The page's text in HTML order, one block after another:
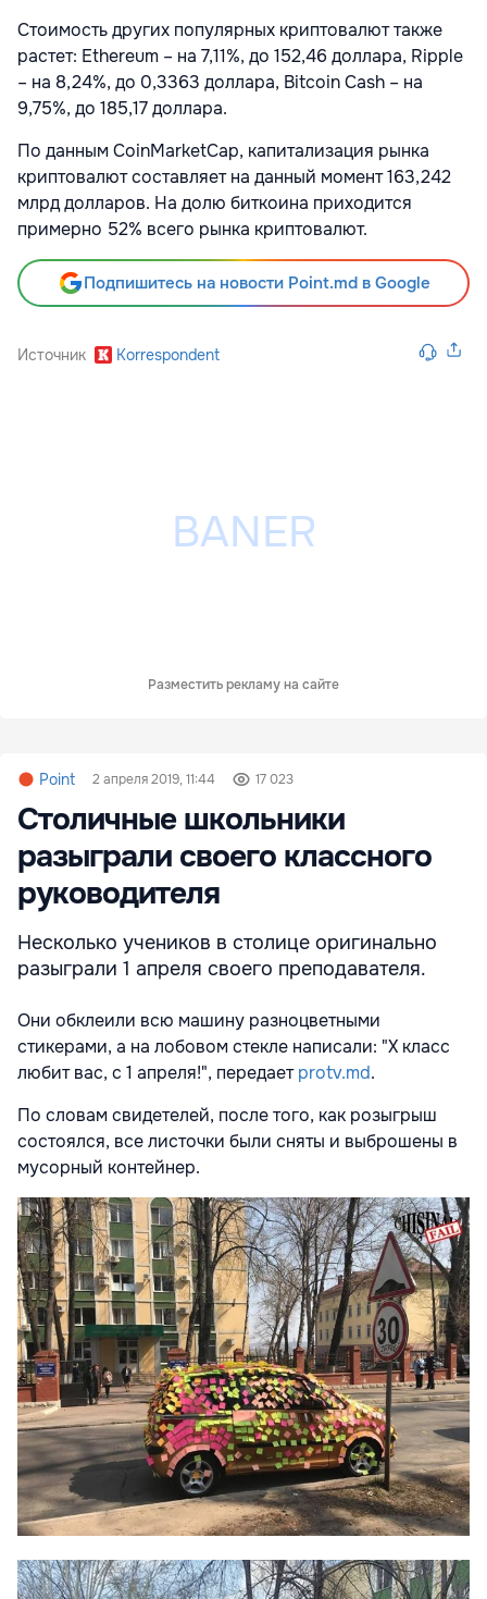
Стоимость других популярных криптовалют также
растет: Ethereum – на 7,11%, до 152,46 доллара, Ripple
– на 8,24%, до 0,3363 доллара, Bitcoin Cash – на
9,75%, до 185,17 доллара.
По данным CoinMarketCap, капитализация рынка
криптовалют составляет на данный момент 163,242
млрд долларов. На долю биткоина приходится
примерно 52% всего рынка криптовалют.
Подпишитесь на новости Point.md в Google
Источник Korrespondent
Разместить рекламу на сайте
Point 2 апреля 2019, 11:44 17 023
Столичные школьники
разыграли своего классного
руководителя
Несколько учеников в столице оригинально
разыграли 1 апреля своего преподавателя.
Они обклеили всю машину разноцветными
стикерами, а на лобовом стекле написали: "X класс
любит вас, с 1 апреля!", передаетprotv.md.
По словам свидетелей, после того, как розыгрыш
состоялся, все листочки были сняты и выброшены в
мусорный контейнер.